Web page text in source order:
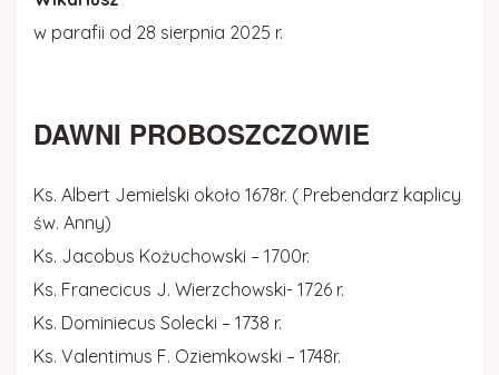
w parafii od 28 sierpnia 2025 r.
DAWNI PROBOSZCZOWIE
Ks. Albert Jemielski około 1678r. ( Prebendarz kaplicy
św. Anny)
Ks. Jacobus Kożuchowski – 1700r.
Ks. Franecicus J. Wierzchowski- 1726 r.
Ks. Dominiecus Solecki – 1738 r.
Ks. Valentimus F. Oziemkowski – 1748r.